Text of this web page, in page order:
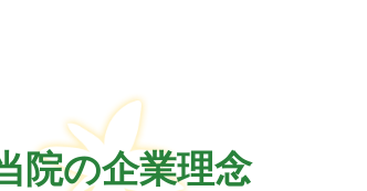
院の企業理念